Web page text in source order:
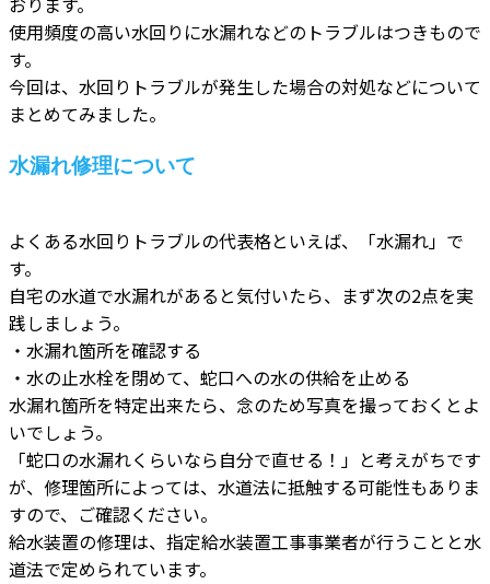
使用頻度の高い水回りに水漏れなどのトラブルはつきもので
す。
今回は、水回りトラブルが発生した場合の対処などについて
まとめてみました。
水漏れ修理について
よくある水回りトラブルの代表格といえば、「水漏れ」で
す。
自宅の水道で水漏れがあると気付いたら、まず次の2点を実
践しましょう。
・水漏れ箇所を確認する
・水の止水栓を閉めて、蛇口への水の供給を止める
水漏れ箇所を特定出来たら、念のため写真を撮っておくとよ
いでしょう。
「蛇口の水漏れくらいなら自分で直せる！」と考えがちです
が、修理箇所によっては、水道法に抵触する可能性もありま
すので、ご確認ください。
給水装置の修理は、指定給水装置工事事業者が行うことと水
道法で定められています。